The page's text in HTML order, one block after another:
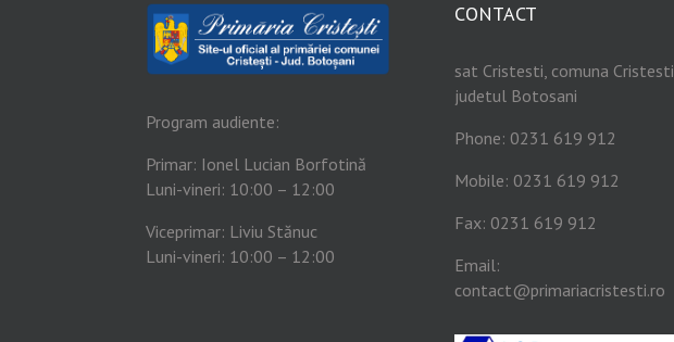
Program audiente:
Primar: Ionel Lucian Borfotină
Luni-vineri: 10:00 – 12:00
Viceprimar: Liviu Stănuc
Luni-vineri: 10:00 – 12:00
CONTACT
sat Cristesti, comuna Cristesti,
judetul Botosani
Phone: 0231 619 912
Mobile: 0231 619 912
Fax: 0231 619 912
Email:
contact@primariacristesti.ro